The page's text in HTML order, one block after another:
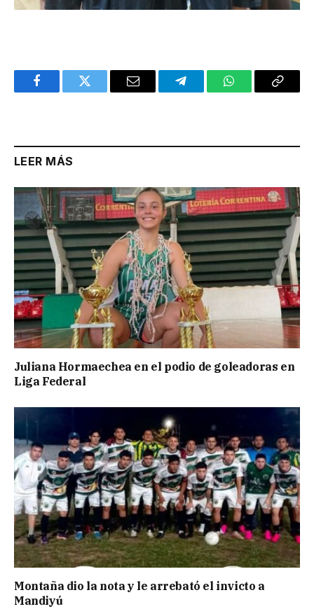
FacebookTwitter Email TelegramWhatsAppCopy
LEER MÁS
Juliana Hormaechea en el podio de goleadoras en
Liga Federal
Montaña dio la nota y le arrebató el invicto a
Mandiyú